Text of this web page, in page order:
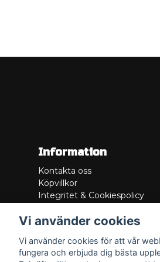
Information
Kontakta oss
Köpvillkor
Integritet & Cookiespolicy
Service/Garanti
Lådritning
Om oss
Vi använder cookies
Vi använder cookies för att vår
fungera och erbjuda dig bästa